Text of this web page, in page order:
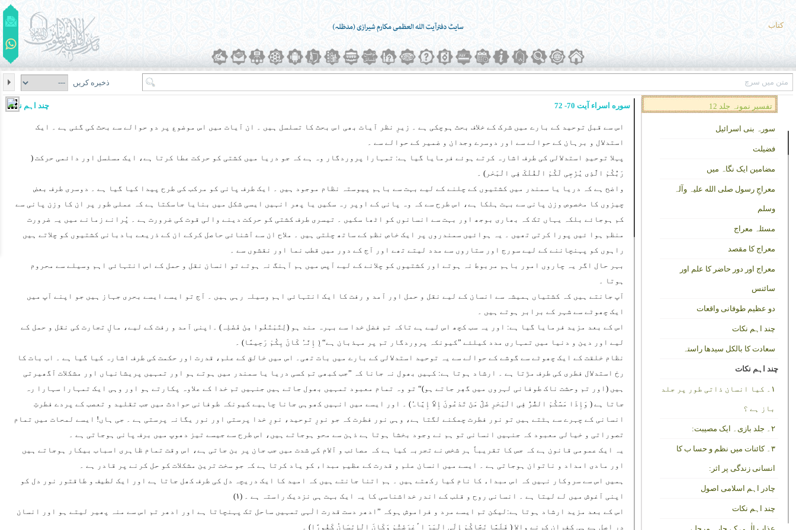
کتاب
ذخیره کریں
تفسیر نمونہ جلد 12
سورہ بنی اسرائیل
فضیلت
مضامین ایک نگاہ میں
معراجِ رسول صلی الله علیہ وآلہ
وسلم
مسئلہ معراج
معراج کا مقصد
معراج اور دور حاضر کا علم اور
سائنس
دو عظیم طوفانی واقعات
چند اہم نکات
سعادت کا بالکل سیدھا راستہ
چند اہم نکات
۱۔ کیا انسان ذاتی طور پر جلد
باز ہے ؟
۲۔ جلد بازی۔ ایک مصیبت:
۳۔ کائنات میں نظم و حسا ب کا
انسانی زندگی پر اثر:
چادر اہم اسلامی اصول
چند اہم نکات
سوره اسراء آیت 70- 72 چند اہم نکات
اس سے قبل توحید کے بارے میں شرک کے خلاف بحث ہوچکی ہے ۔ زیرِ نظر آیات بھی اس بحث کا تسلسل ہیں ۔ ان آیات میں اس موضوع پر دو حوالے سے بحث کی گئی ہے ۔ ایک
استدلال و برہان کے حوالے سے اور دوسرے وجدان و ضمیر کے حوالے سے ۔
پہلا توحیدِ استدلالی کی طرف اشارہ کرتے ہوئے فرمایا گیا ہے: تمہارا پروردگار وہ ہے کہ جو دریا میں کشتی کو حرکت عطا کرتا ہے، ایک مسلسل اور دائمی حرکت (
رَبُّکُمْ الَّذِی یُزْجِی لَکُمْ الْفُلْکَ فِی الْبَحْر ) ۔
واضح ہے کہ دریا یا سمندر میں کشتیوں کے چلنے کے لیے بہت سے باہم پیوستہ نظام موجود ہیں ۔ ایک طرف پانی کو مرکب کی طرح پیدا کیا گیا ہے ۔ دوسری طرف بعض
چیزوں کا مخصوص وزن پانی سے بہت ہلکا ہے، اس طرح سے کہ وہ پانی کے اوپر رہ سکیں یا پھر انہیں ایسی شکل میں بنایا جاسکتا ہے کہ عملی طور پر ان کا وزن پانی سے
کم ہوجائے بلکہ یہاں تک کہ بھاری بوجھ اور بہت سے انسانوں کو اٹھا سکیں ۔ تیسری طرف کشتی کو حرکت دینے والی قوت کی ضرورت ہے ۔ پُرانے زمانے میں یہ ضرورت
منظم ہوا ئیں پورا کرتی تھیں ۔ یہ ہوائیں سمندروں پر ایک خاص نظم کے ساتھ چلتی ہیں ۔ ملاح ان سے آشنائی حاصل کرکے ان کے ذریعے بادبانی کشتیوں کو چلاتے ہیں
راہوں کو پہنچاننے کے لیے سورج اور ستاروں سے مدد لیتے تھے اور آج کے دور میں قطب نما اور نقشوں سے ۔
بہر حال اگر یہ چاروں امور باہم مربوط نہ ہوتے اور کشتیوں کو چلانے کے لیے آپس میں ہم آہنگ نہ ہوتے تو انسان نقل و حمل کے اس انتہائی اہم وسیلے سے محروم
ہوتا ۔
آپ جانتے ہیں کہ کشتیاں ہمیشہ سے انسان کے لیے نقل و حمل اور آمد و رفت کا ایک انتہائی اہم وسیلہ رہی ہیں ۔ آج تو ایسے ایسے بحری جہاز ہیں جو اپنے آپ میں
ایک چھوٹے سے شہر کے برابر ہوتے ہیں ۔
اس کے بعد مزید فرمایا گیا ہے: اور یہ سب کچھ اس لیے ہے تاکہ تم فضل خدا سے بہرہ مند ہو ( لِتَبْتَغُوا مِنْ فَضْلِہ ) ۔اپنی آمد و رفت کے لیے، مالِ تجارت کی نقل و حمل کے
لیے اور دین و دنیا میں تمہاری مدد کیلئے ”کیونکہ پروردگار تم پر مہذبان ہے“(ِ إِنَّہُ کَانَ بِکُمْ رَحِیمًا ) ۔
نظام خلقت کے ایک چھوٹے سے گوشے کے حوالے سے یہ توحید استدلالی کے بارے میں بات تھی۔ اس میں خالق کے علم، قدرت اور حکمت کی طرف اشارہ کیا گیا ہے ۔ اب بات کا
رخ استدلال فطری کی طرف مڑتا ہے ۔ ارشاد ہوتا ہے: کہیں بھول نہ جانا کہ ”جب کبھی تم کسی دریا یا سمندر میں ہوتے ہو اور تمہیں پریشانیاں اور مشکلات آگھیرتی
ہیں (اور تم وحشت ناک طوفانی لہروں میں گھِر جاتے ہو)“ تو وہ تمام معبود تمہیں بھول جاتے ہیں جنہیں تم خدا کے علاوہ پکارتے ہو اور وہی ایک تمہارا سہارا رہ
جاتا ہے ( وَإِذَا مَسَّکُمْ الضُّرُّ فِی الْبَحْرِ ضَلَّ مَنْ تَدْعُونَ إِلاَّ إِیَّاہُ ) ۔ اور ایسے میں انہیں کھوہی جانا چاہیے کیونکہ طوفانی حوادث میں جب تقلید و تعصب کے پردے فطرتِ
انسانی کے چہرے سے ہٹتے ہیں تو نور فطرت چمکنے لگتا ہے، وہی نور فطرت کہ جو نورِ توحید، نورِ خدا پرستی اور نور یگانہ پرستی ہے ۔ جی ہاں! ایسے لمحات میں تمام
تصوراتی و خیالی معبود کہ جنہیں انسانی تو ہم نے وجود بخشا ہوتا ہے ذہن سے محو ہوجاتے ہیں، اس طرح سے جیسے تیز دھوپ میں برف پانی ہوجاتی ہے ۔
یہ ایک عمومی قانون ہے کہ جس کا تقریباً ہر شخص نے تجربہ کیا ہے کہ مصائب و آلام کی شدت میں جب جان پر بن جاتی ہے، اس وقت تمام ظاہری اسباب بیکار ہوجاتے ہیں
اور مادی امداد و ناتوان ہوجاتی ہے ۔ ایسے میں انسان علم و قدرت کے عظیم مبداء کو یاد کرتا ہے کہ جو سخت ترین مشکلات کو حل کرنے پر قادر ہے ۔
ہمیں اس سے سروکار نہیں کہ اس مبداء کا نام کیا رکھتے ہیں ۔ ہم اتنا جانتے ہیں کہ امید کا ایک دریچہ دل کی طرف کھل جاتا ہے اور ایک لطیف و طاقتور نور دل کو
اپنی آغوش میں لے لیتا ہے ۔ انسانی روح و قلب کے اندر خداشناسی کا یہ ایک بہت ہی نزدیک راستہ ہے ۔ (۱)
اس کے بعد مزید ارشاد ہوتا ہے:لیکن تم ایسے مرد و فراموش ہوکہ ”ادھر دست قدرت الٰہی تمہیں ساحل تک پہنچاتا ہے اور ادھر تم اس سے منہ پھیر لیتے ہو اور انسان
در اصل ہے ہی کفران کرنے والا ( فَلَمَّا نَجَّاکُمْ إِلَی الْبَرِّ اٴَعْرَضْتُمْ وَکَانَ الْإِنْسَانُ کَفُورًا ) ۔